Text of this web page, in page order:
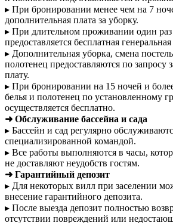
▸ При бронировании менее чем на 7
дополнительная плата за уборку.
▸ При длительном проживании один
предоставляется бесплатная
▸ Дополнительная уборка, смена
полотенец предоставляются по запросу
плату.
▸ При бронировании на 15 ночей и
белья и полотенец по установленному
осуществляется бесплатно.
➜ Обслуживание бассейна и сада
▸ Бассейн и сад регулярно
специализированной командой.
▸ Все работы выполняются в часы,
не доставляют неудобств гостям.
➜ Гарантийный депозит
▸ Для некоторых вилл при заселении
внесение гарантийного депозита.
▸ После выезда депозит полностью
отсутствии повреждений или